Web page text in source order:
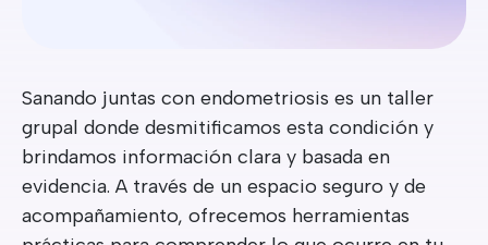
Sanando juntas con endometriosis es un taller
grupal donde desmitificamos esta condición y
brindamos información clara y basada en
evidencia. A través de un espacio seguro y de
acompañamiento, ofrecemos herramientas